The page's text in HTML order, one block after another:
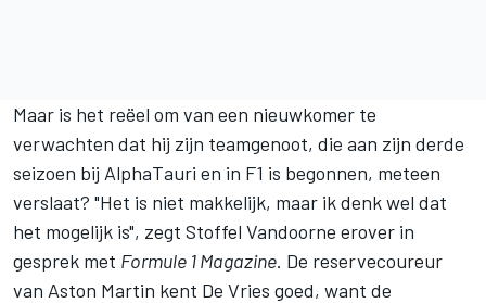
Maar is het reëel om van een nieuwkomer te
verwachten dat hij zijn teamgenoot, die aan zijn derde
seizoen bij AlphaTauri en in F1 is begonnen, meteen
verslaat? "Het is niet makkelijk, maar ik denk wel dat
het mogelijk is", zegt Stoffel Vandoorne erover in
gesprek met Formule 1 Magazine. De reservecoureur
van Aston Martin kent De Vries goed, want de